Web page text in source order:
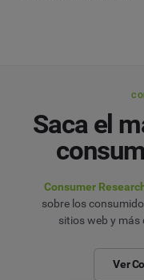
Saca el
Consumer
sobre los
sitios web y más
Ver